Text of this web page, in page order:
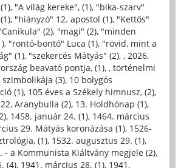
, "A világ kereke", (1), "bika-szarv"
, "hiányzó" 12. apostol (1), "Kettős"
(2), "magi" (2), "minden
, "rontó-bontó" Luca (1), "rövid, mint a
(1), "szekercés Mátyás" (2), , 2026.
beavató pontja, (1), , történelmi
szimbolikája (3), 10 bolygós
(1), 105 éves a Székely himnusz, (2),
Aranybulla (2), 13. Holdhónap (1),
, 1458. január 24. (1), 1464. március
29. Mátyás koronázása (1), 1526-
(1), 1532. augusztus 29. (1),
- a Kommunista Kiáltvány megjele (2),
(4), 1941. március 28. (1), 1941.